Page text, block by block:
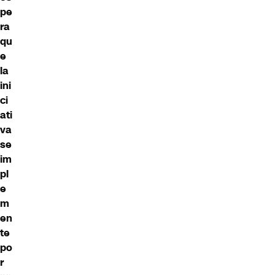
pe
ra
qu
e
la
ini
ci
ati
va
se
im
pl
e
m
en
te
po
r